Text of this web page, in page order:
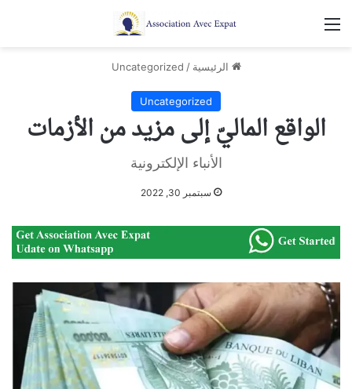
القائمة
الرئيسية /
Uncategorized
Uncategorized
الواقع الماليّ إلى مزيد من الأزمات
الأنباء الإلكترونية
سبتمبر 30, 2022